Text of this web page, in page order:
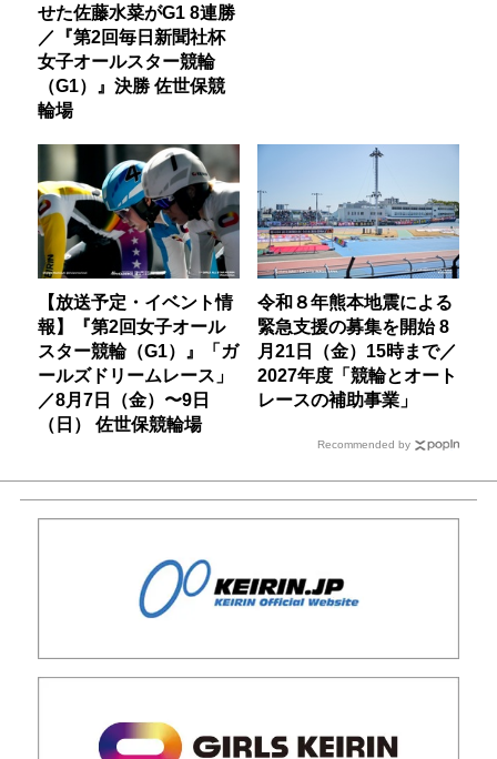
せた佐藤水菜がG1 8連勝
／『第2回毎日新聞社杯
女子オールスター競輪
（G1）』決勝 佐世保競
輪場
【放送予定・イベント情
報】『第2回女子オール
スター競輪（G1）』「ガ
ールズドリームレース」
／8月7日（金）〜9日
（日） 佐世保競輪場
令和８年熊本地震による
緊急支援の募集を開始 8
月21日（金）15時まで／
2027年度「競輪とオート
レースの補助事業」
Recommended by